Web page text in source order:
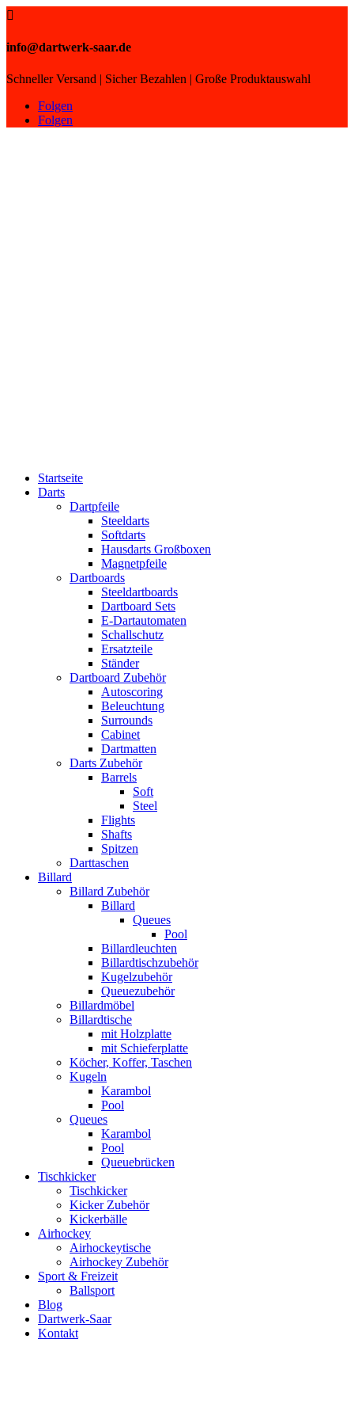

info@dartwerk-saar.de
Schneller Versand | Sicher Bezahlen | Große Produktauswahl
Folgen
Folgen
Startseite
Darts
Dartpfeile
Steeldarts
Softdarts
Hausdarts Großboxen
Magnetpfeile
Dartboards
Steeldartboards
Dartboard Sets
E-Dartautomaten
Schallschutz
Ersatzteile
Ständer
Dartboard Zubehör
Autoscoring
Beleuchtung
Surrounds
Cabinet
Dartmatten
Darts Zubehör
Barrels
Soft
Steel
Flights
Shafts
Spitzen
Darttaschen
Billard
Billard Zubehör
Billard
Queues
Pool
Billardleuchten
Billardtischzubehör
Kugelzubehör
Queuezubehör
Billardmöbel
Billardtische
mit Holzplatte
mit Schieferplatte
Köcher, Koffer, Taschen
Kugeln
Karambol
Pool
Queues
Karambol
Pool
Queuebrücken
Tischkicker
Tischkicker
Kicker Zubehör
Kickerbälle
Airhockey
Airhockeytische
Airhockey Zubehör
Sport & Freizeit
Ballsport
Blog
Dartwerk-Saar
Kontakt